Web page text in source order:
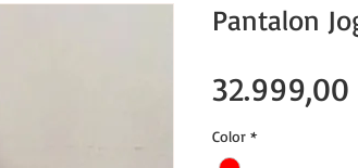
Pantalon
32.999,00
Color *